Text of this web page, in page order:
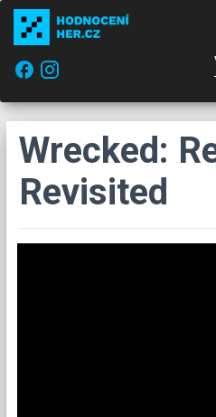
facebook
Wrecked:
Revisited